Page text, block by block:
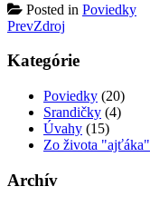
Posted in Poviedky
Post
navigation
PrevZdroj
Kategórie
Poviedky (20)
Srandičky (4)
Úvahy (15)
Zo života "ajťáka"
Archív